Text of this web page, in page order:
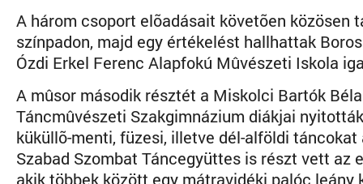
A három csoport elõadásait követõen közösen
színpadon, majd egy értékelést hallhattak
Ózdi Erkel Ferenc Alapfokú Mûvészeti Iskola
A mûsor második résztét a Miskolci Bartók
Táncmûvészeti Szakgimnázium diákjai
küküllõ-menti, füzesi, illetve dél-alföldi táncokat
Szabad Szombat Táncegyüttes is részt vett az
akik többek között egy mátravidéki palóc leány